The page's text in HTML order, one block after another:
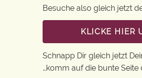
Besuche also gleich jetzt
KLICKE HIER
Schnapp Dir gleich jetzt
…komm auf die bunte Seite